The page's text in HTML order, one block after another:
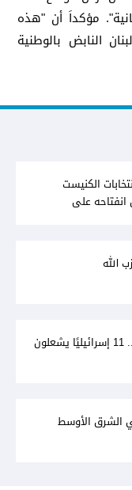
مؤكداَ أن "هذه
النابض بالوطنية
الكنيست
على
الله
عبور مفاجئ إلى لبنان... 11 إسرائيليًا يشعلون
الشرق الأوسط